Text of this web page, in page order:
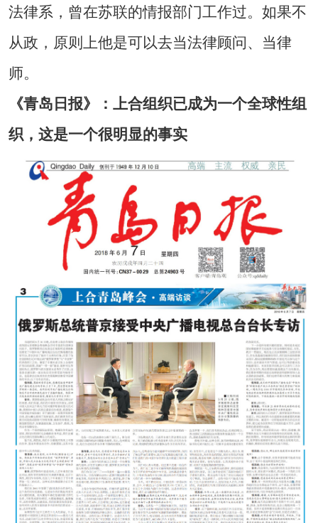
法律系，曾在苏联的情报部门工作过。如果不
从政，原则上他是可以去当法律顾问、当律
师。
《青岛日报》：上合组织已成为一个全球性组
织，这是一个很明显的事实